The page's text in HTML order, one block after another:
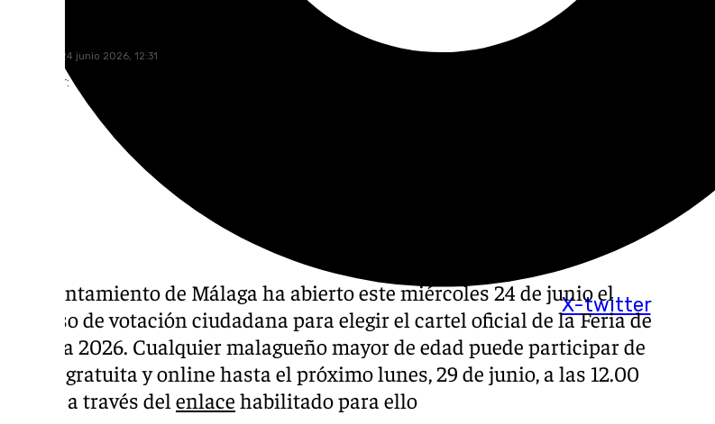
X-twitter
miércoles, 24 junio 2026, 12:31
Compartir:
El Ayuntamiento de Málaga ha abierto este miércoles 24 de junio el
proceso de votación ciudadana para elegir el cartel oficial de la Feria de
Málaga 2026. Cualquier malagueño mayor de edad puede participar de
forma gratuita y online hasta el próximo lunes, 29 de junio, a las 12.00
horas, a través del enlace habilitado para ello